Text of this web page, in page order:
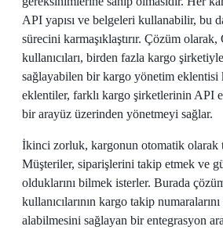
API yapısı ve belgeleri kullanabilir, bu
sürecini karmaşıklaştırır. Çözüm olarak,
kullanıcıları, birden fazla kargo
sağlayabilen bir kargo yönetim
eklentiler, farklı kargo şirketlerinin API
bir arayüz üzerinden yönetmeyi sağlar.
İkinci zorluk, kargonun otomatik olarak
Müşteriler, siparişlerini takip etmek ve
olduklarını bilmek isterler. Burada
kullanıcılarının kargo takip
alabilmesini sağlayan bir entegrasyon